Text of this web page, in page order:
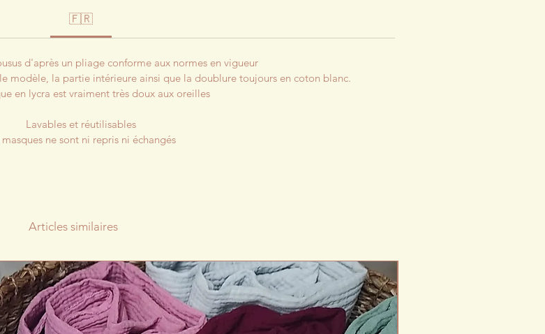
🇫🇷
d'après un pliage conforme aux normes en vigueur
modèle, la partie intérieure ainsi que la doublure toujours en coton blanc.
en lycra est vraiment très doux aux oreilles
Lavables et réutilisables
masques ne sont ni repris ni échangés
Articles similaires